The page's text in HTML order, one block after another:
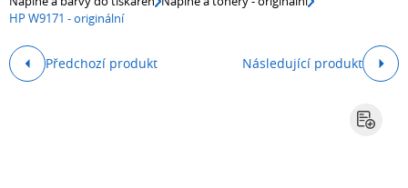
HP W9171 - originální
Předchozí produkt Následující produkt